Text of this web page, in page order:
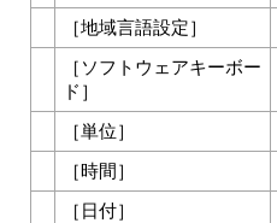
［地域言語設定］
［ ソフトウェアキーボー
ド ］
［単位］
［ 時間 ］
［ 日付］